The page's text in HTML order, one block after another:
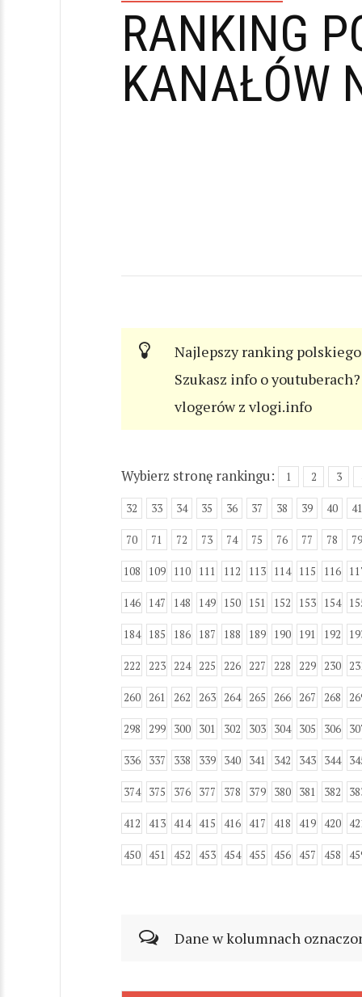
RANKING
KANAŁÓW
Najlepszy ranking
Szukasz info o
vlogerów z vlogi.info
Wybierz stronę rankingu: 1 2 3
32 33 34 35 36 37 38 39 40 41
70 71 72 73 74 75 76 77 78 79
108 109 110 111 112 113 114 115 116
146 147 148 149 150 151 152 153 154
184 185 186 187 188 189 190 191 192
222 223 224 225 226 227 228 229 230
260 261 262 263 264 265 266 267 268
298 299 300 301 302 303 304 305 306
336 337 338 339 340 341 342 343 344
374 375 376 377 378 379 380 381 382
412 413 414 415 416 417 418 419 420
450 451 452 453 454 455 456 457 458
Dane w kolumnach